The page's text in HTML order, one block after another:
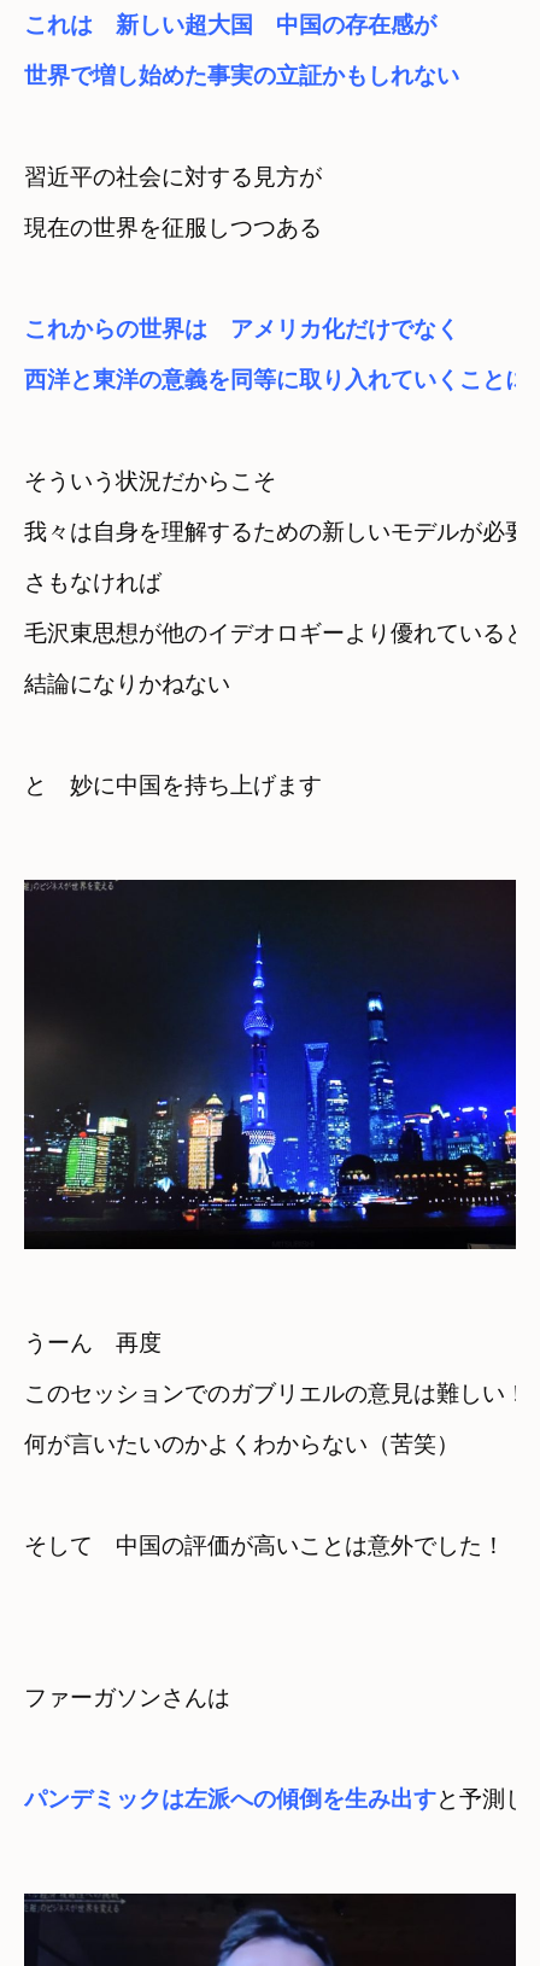
これは　新しい超大国　中国の存在感が
世界で増し始めた事実の立証かもしれない
習近平の社会に対する見方が
現在の世界を征服しつつある
これからの世界は　アメリカ化だけでなく
西洋と東洋の意義を同等に取り入れていくことに
そういう状況だからこそ
我々は自身を理解するための新しいモデルが必要
さもなければ
毛沢東思想が他のイデオロギーより優れていると
結論になりかねない
と　妙に中国を持ち上げます
うーん　再度
このセッションでのガブリエルの意見は難しい！
何が言いたいのかよくわからない（苦笑）
そして　中国の評価が高いことは意外でした！
ファーガソンさんは
パンデミックは左派への傾倒を生み出すと予測し